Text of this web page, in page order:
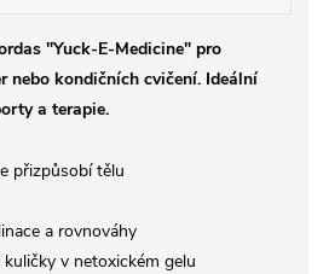
"Yuck-E-Medicine" pro
nebo kondičních cvičení. Ideální
a terapie.
přizpůsobí tělu
a rovnováhy
v netoxickém gelu